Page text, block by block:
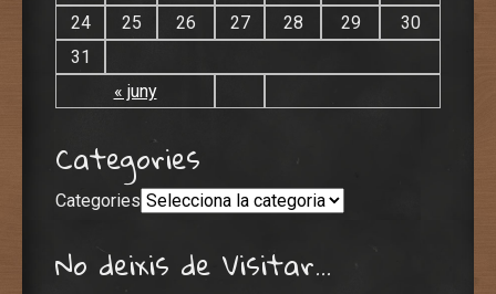
« juny
24
25 26 27 28 29
30
31
Categories
Categories
No deixis de Visitar...